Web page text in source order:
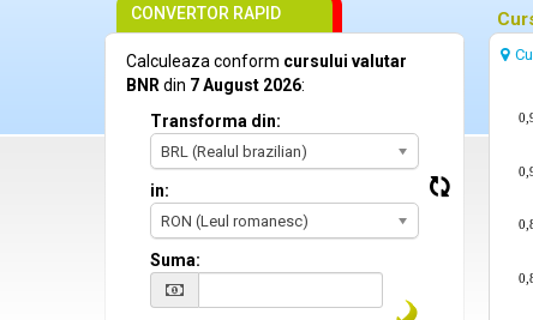
CONVERTOR RAPID
Calculeaza conform cursului valutar
BNR din 7 August 2026:
Transforma din:
BRL (Realul brazilian)
in:
RON (Leul romanesc)
Suma: